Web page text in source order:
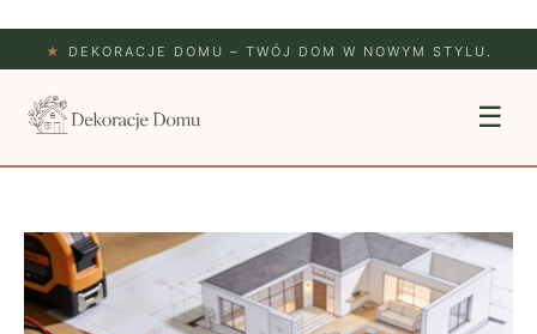
★ DEKORACJE DOMU – TWÓJ DOM W NOWYM STYLU.
☰